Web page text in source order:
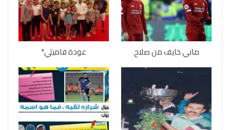
ماني خايف من صلاح عودة فاميلي*